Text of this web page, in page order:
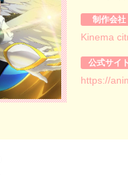
制作会社
Kinema
公式サイ
https://